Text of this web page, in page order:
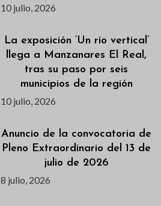
10 julio, 2026
La exposición ‘Un río vertical’
llega a Manzanares El Real,
tras su paso por seis
municipios de la región
10 julio, 2026
Anuncio de la convocatoria de
Pleno Extraordinario del 13 de
julio de 2026
8 julio, 2026